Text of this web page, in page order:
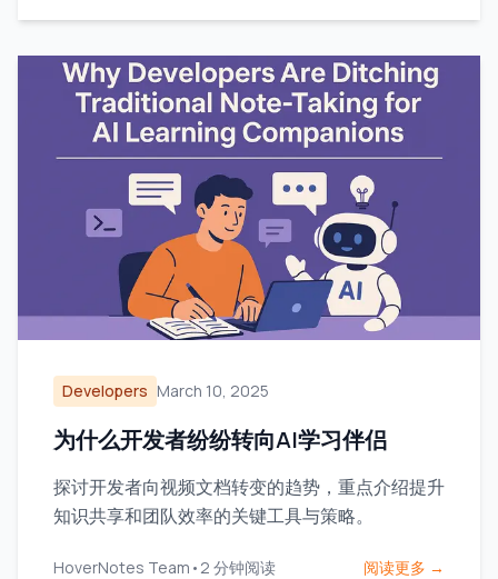
Developers March 10, 2025
为什么开发者纷纷转向AI学习伴侣
探讨开发者向视频文档转变的趋势，重点介绍提升
知识共享和团队效率的关键工具与策略。
HoverNotes Team • 2 分钟阅读 阅读更多 →